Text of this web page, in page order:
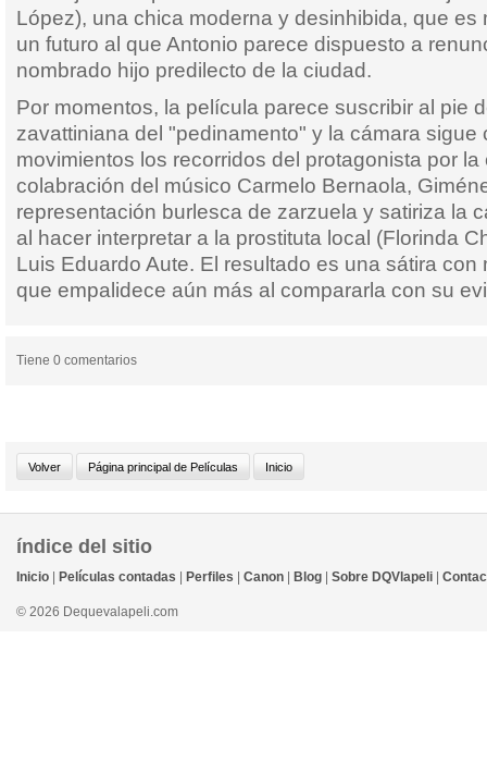
López), una chica moderna y desinhibida, que es
un futuro al que Antonio parece dispuesto a
nombrado hijo predilecto de la ciudad.
Por momentos, la película parece suscribir al pie
zavattiniana del "pedinamento" y la cámara sigue
movimientos los recorridos del protagonista por la
colabración del músico Carmelo Bernaola,
representación burlesca de zarzuela y satiriza la
al hacer interpretar a la prostituta local (Florinda
Luis Eduardo Aute. El resultado es una sátira con
que empalidece aún más al compararla con su
Tiene 0 comentarios
índice del sitio
Inicio Películas contadas Perfiles Canon Blog Sobre DQVlapeli
© 2026 Dequevalapeli.com